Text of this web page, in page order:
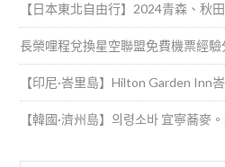
【日本東北自由行】2024青森、秋
長榮哩程兌換星空聯盟免費機票經驗
【印尼·峇里島】Hilton Garden Inn
【韓國·濟州島】의령소바 宜寧蕎麥